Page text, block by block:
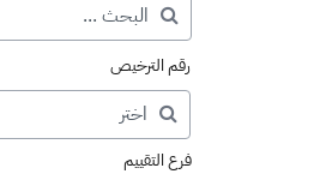
رقم الترخيص
فرع التقييم